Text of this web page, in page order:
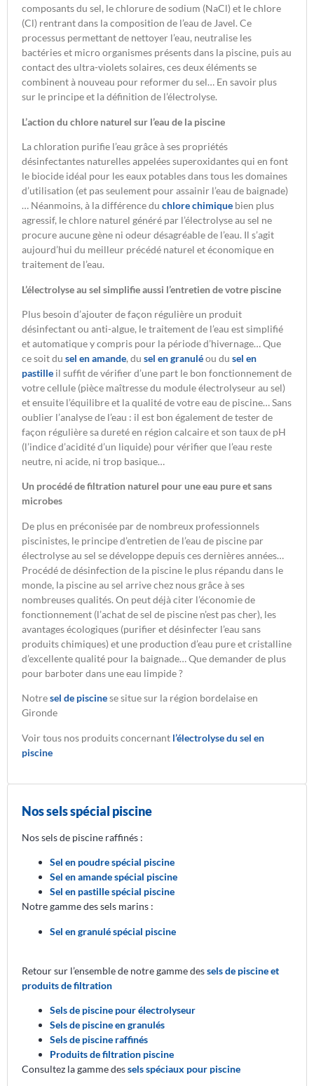
composants du sel, le chlorure de sodium (NaCl) et le chlore
(Cl) rentrant dans la composition de l’eau de Javel. Ce
processus permettant de nettoyer l’eau, neutralise les
bactéries et micro organismes présents dans la piscine, puis au
contact des ultra-violets solaires, ces deux éléments se
combinent à nouveau pour reformer du sel… En savoir plus
sur le principe et la définition de l’électrolyse.
L’action du chlore naturel sur l’eau de la piscine
La chloration purifie l’eau grâce à ses propriétés
désinfectantes naturelles appelées superoxidantes qui en font
le biocide idéal pour les eaux potables dans tous les domaines
d’utilisation (et pas seulement pour assainir l’eau de baignade)
… Néanmoins, à la différence du chlore chimique bien plus
agressif, le chlore naturel généré par l’électrolyse au sel ne
procure aucune gène ni odeur désagréable de l’eau. Il s’agit
aujourd’hui du meilleur précédé naturel et économique en
traitement de l’eau.
L’électrolyse au sel simplifie aussi l’entretien de votre piscine
Plus besoin d’ajouter de façon régulière un produit
désinfectant ou anti-algue, le traitement de l’eau est simplifié
et automatique y compris pour la période d’hivernage… Que
ce soit du sel en amande, du sel en granuléou du sel en
pastille il suffit de vérifier d’une part le bon fonctionnement de
votre cellule (pièce maîtresse du module électrolyseur au sel)
et ensuite l’équilibre et la qualité de votre eau de piscine… Sans
oublier l’analyse de l’eau : il est bon également de tester de
façon régulière sa dureté en région calcaire et son taux de pH
(l’indice d’acidité d’un liquide) pour vérifier que l’eau reste
neutre, ni acide, ni trop basique…
Un procédé de filtration naturel pour une eau pure et sans
microbes
De plus en préconisée par de nombreux professionnels
piscinistes, le principe d’entretien de l’eau de piscine par
électrolyse au sel se développe depuis ces dernières années…
Procédé de désinfection de la piscine le plus répandu dans le
monde, la piscine au sel arrive chez nous grâce à ses
nombreuses qualités. On peut déjà citer l’économie de
fonctionnement (l’achat de sel de piscine n’est pas cher), les
avantages écologiques (purifier et désinfecter l’eau sans
produits chimiques) et une production d’eau pure et cristalline
d’excellente qualité pour la baignade… Que demander de plus
pour barboter dans une eau limpide ?
Notresel de piscinese situe sur la région bordelaise en
Gironde
Voir tous nos produits concernant l’électrolyse du sel en
piscine
Nos sels spécial piscine
Nos sels de piscine raffinés :
Sel en poudre spécial piscine
Sel en amande spécial piscine
Sel en pastille spécial piscine
Notre gamme des sels marins :
Sel en granulé spécial piscine
Retour sur l’ensemble de notre gamme dessels de piscine et
produits de filtration
Sels de piscine pour électrolyseur
Sels de piscine en granulés
Sels de piscine raffinés
Produits de filtration piscine
Consultez la gamme dessels spéciaux pour piscine